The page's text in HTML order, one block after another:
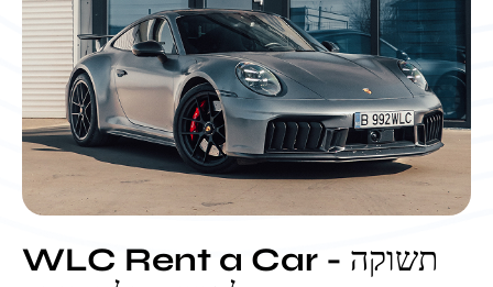
WLC Rent a Car - תשוקה